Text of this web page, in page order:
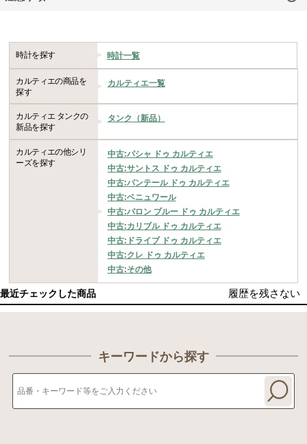
時計を探す 時計一覧
カルティエの商品を
探す
カルティエ一覧
カルティエ タンクの
新品を探す
タンク（新品）
カルティエの他シリ
ーズを探す
中古:パシャ ドゥ カルティエ
中古:サントス ドゥ カルティエ
中古:パンテール ドゥ カルティエ
中古:ベニュワール
中古:バロン ブルー ドゥ カルティエ
中古:カリブル ドゥ カルティエ
中古:ドライブ ドゥ カルティエ
中古:クレ ドゥ カルティエ
中古:その他
最近チェックした商品 履歴を残さない
キーワードから探す